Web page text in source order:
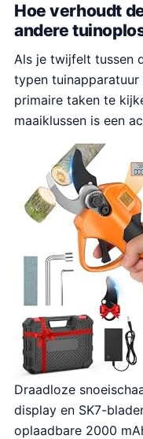
Hoe verhoudt
andere
Als je twijfelt tussen
typen
primaire taken te
maaiklussen is een
Draadloze
display en SK7-
oplaadbare 2000